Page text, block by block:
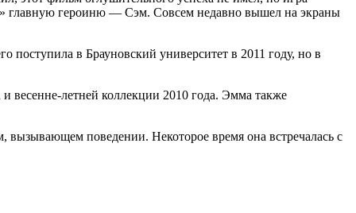
главную героиню — Сэм. Совсем недавно вышел на экраны
в Брауновский университет в 2011 году, но в
весенне-летней коллекции 2010 года. Эмма также
поведении. Некоторое время она встречалась с